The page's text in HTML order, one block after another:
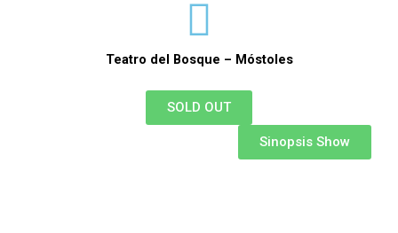
Teatro del Bosque – Móstoles
SOLD OUT
Sinopsis Show